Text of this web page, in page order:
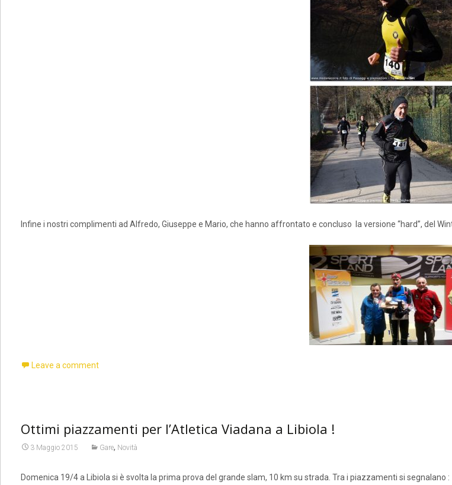
Infine i nostri complimenti ad Alfredo, Giuseppe e Mario, che hanno affrontato e concluso la versione “hard”, del
Leave a comment
Ottimi piazzamenti per l’Atletica Viadana a Libiola !
3 Maggio 2015 Gare, Novità
Domenica 19/4 a Libiola si è svolta la prima prova del grande slam, 10 km su strada. Tra i piazzamenti si segnalano :